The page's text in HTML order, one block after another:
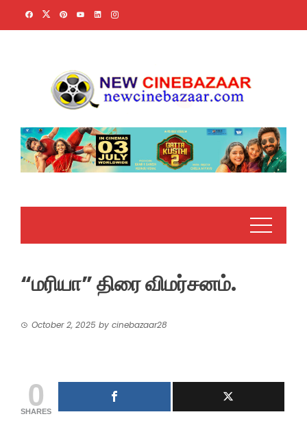
“மரியா” திரை விமர்சனம்.
October 2, 2025 by cinebazaar28
0
SHARES